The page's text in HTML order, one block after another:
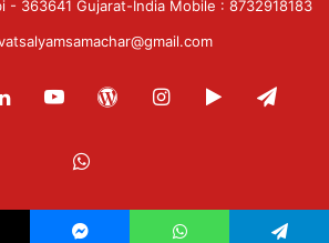
- 363641 Gujarat-India Mobile : 8732918183
LinkedInYouTubeWordPressInstagram
Google
WhatsApp